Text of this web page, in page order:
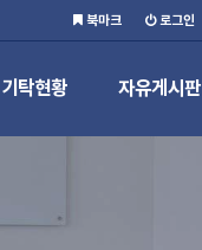
로그인
북마크
기탁현황 자유게시판